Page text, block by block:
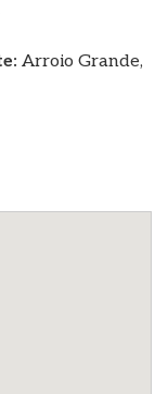
Arroio Grande,